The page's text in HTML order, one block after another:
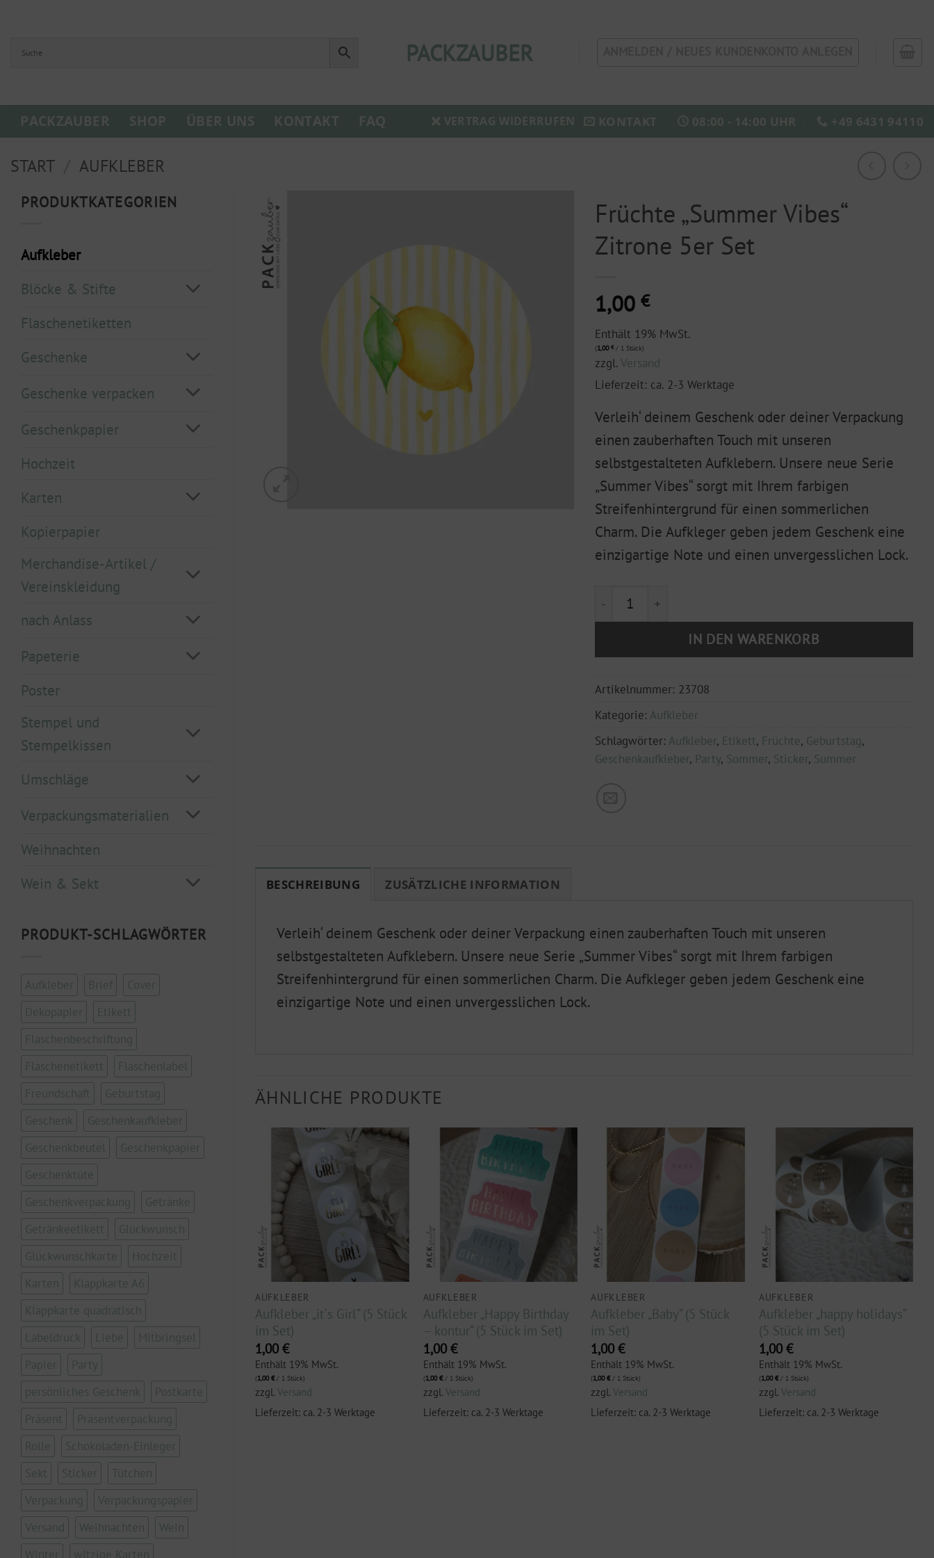
springen
PACKZAUBER
PACKZAUBER SHOP ÜBER UNS KONTAKT FAQ VERTRAG WIDERRUFEN KONTAKT 08:00 - 14:00 UHR +49 6431 94110
START AUFKLEBER
PRODUKTKATEGORIEN
Aufkleber
Blöcke & Stifte
Flaschenetiketten
Geschenke
Geschenke verpacken
Geschenkpapier
Hochzeit
Karten
Kopierpapier
Merchandise-Artikel /
Vereinskleidung
nach Anlass
Papeterie
Poster
Stempel und
Stempelkissen
Umschläge
Verpackungsmaterialien
Weihnachten
Wein & Sekt
PRODUKT-SCHLAGWÖRTER
Aufkleber Brief
Cover
Dekopapier
Etikett
Flaschenbeschriftung
Flaschenetikett
Flaschenlabel
Freundschaft
Geburtstag
Geschenk
Geschenkaufkleber
Geschenkbeutel
Geschenkpapier
Geschenktüte
Geschenkverpackung
Getränke
Getränkeetikett
Glückwunsch
Glückwunschkarte
Hochzeit
Karten
Klappkarte A6
Klappkarte quadratisch
Labeldruck
Liebe
Mitbringsel
Papier
Party
persönliches Geschenk
Postkarte
Präsent
Präsentverpackung
Rolle
Schokoladen-Einleger
Sekt
Sticker
Tütchen
Verpackung
Verpackungspapier
Versand
Weihnachten
Wein
Winter
witzige Karten
Früchte „Summer Vibes“
Zitrone 5er Set
1,00 €
Enthält 19% MwSt.
(1,00 €/ 1 Stück)
zzgl.Versand
Lieferzeit: ca. 2-3 Werktage
Verleih‘ deinem Geschenk oder deiner Verpackung
einen zauberhaften Touch mit unseren
selbstgestalteten Aufklebern. Unsere neue Serie
„Summer Vibes“ sorgt mit Ihrem farbigen
Streifenhintergrund für einen sommerlichen
Charm. Die Aufkleger geben jedem Geschenk eine
einzigartige Note und einen unvergesslichen Lock.
Früchte "Summer Vibes" Zitrone 5er Set Menge
IN DEN WARENKORB
Artikelnummer: 23708
Kategorie: Aufkleber
Schlagwörter: Aufkleber, Etikett, Früchte, Geburtstag,
Geschenkaufkleber, Party, Sommer, Sticker, Summer
BESCHREIBUNG ZUSÄTZLICHE INFORMATION
Verleih‘ deinem Geschenk oder deiner Verpackung einen zauberhaften Touch mit unseren
selbstgestalteten Aufklebern. Unsere neue Serie „Summer Vibes“ sorgt mit Ihrem farbigen
Streifenhintergrund für einen sommerlichen Charm. Die Aufkleger geben jedem Geschenk eine
einzigartige Note und einen unvergesslichen Lock.
ÄHNLICHE PRODUKTE
AUFKLEBER
Aufkleber „it`s Girl“ (5 Stück
im Set)
1,00 €
Enthält 19% MwSt.
(1,00€/ 1 Stück)
zzgl. Versand
Lieferzeit: ca. 2-3 Werktage
AUFKLEBER
Aufkleber „Happy Birthday
– kontur“ (5 Stück im Set)
1,00 €
Enthält 19% MwSt.
(1,00€/ 1 Stück)
zzgl. Versand
Lieferzeit: ca. 2-3 Werktage
AUFKLEBER
Aufkleber „Baby“ (5 Stück
im Set)
1,00€
Enthält 19% MwSt.
(1,00€/ 1 Stück)
zzgl.Versand
Lieferzeit: ca. 2-3 Werktage
AUFKLEBER
Aufkleber „happy holidays“
(5 Stück im Set)
1,00€
Enthält 19% MwSt.
(1,00€/ 1 Stück)
zzgl.Versand
Lieferzeit: ca. 2-3 Werktage
Dank für
Stück im
AUFKLEBER
Aufkleber „Herzlichen
Dank“ (5 Stück im Set)
1,00€
Enthält 19% MwSt.
(1,00
zzgl.Versand
Lieferzeit: ca. 2-3 Werktage